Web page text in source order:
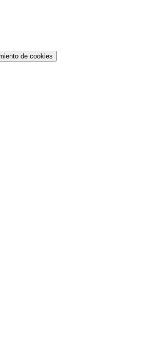
de cookies